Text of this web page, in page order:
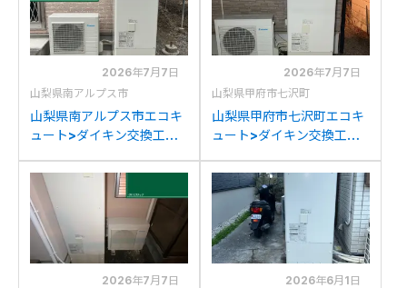
2026年7月7日
山梨県南アルプス市
山梨県南アルプス市エコキ
ュート>ダイキン交換工事
37AW1からダイキン
EQX37ZFVへの交換
2026年7月7日
山梨県甲府市七沢町
山梨県甲府市七沢町エコキ
ュート>ダイキン交換工事
TU37KFCVからダイキン
EQX37ZFVへの交換
2026年7月7日
2026年6月1日